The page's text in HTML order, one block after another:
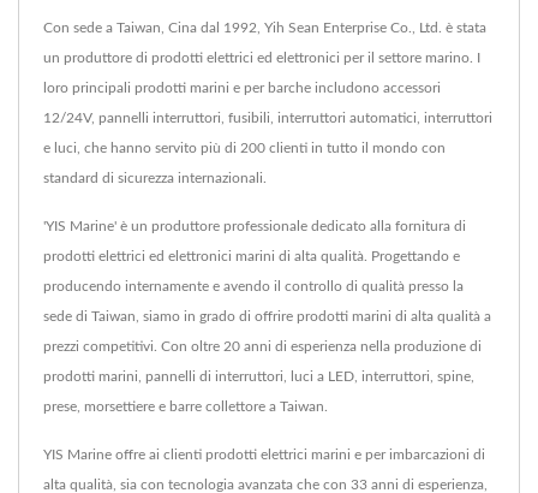
Con sede a Taiwan, Cina dal 1992, Yih Sean Enterprise Co., Ltd. è stata
un produttore di prodotti elettrici ed elettronici per il settore marino. I
loro principali prodotti marini e per barche includono accessori
12/24V, pannelli interruttori, fusibili, interruttori automatici, interruttori
e luci, che hanno servito più di 200 clienti in tutto il mondo con
standard di sicurezza internazionali.
'YIS Marine' è un produttore professionale dedicato alla fornitura di
prodotti elettrici ed elettronici marini di alta qualità. Progettando e
producendo internamente e avendo il controllo di qualità presso la
sede di Taiwan, siamo in grado di offrire prodotti marini di alta qualità a
prezzi competitivi. Con oltre 20 anni di esperienza nella produzione di
prodotti marini, pannelli di interruttori, luci a LED, interruttori, spine,
prese, morsettiere e barre collettore a Taiwan.
YIS Marine offre ai clienti prodotti elettrici marini e per imbarcazioni di
alta qualità, sia con tecnologia avanzata che con 33 anni di esperienza,